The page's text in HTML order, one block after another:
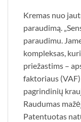
Kremas nuo
paraudimą.
paraudimu.
kompleksas,
priežastims –
faktoriaus
pagrindinių
Raudumas
Patentuotas